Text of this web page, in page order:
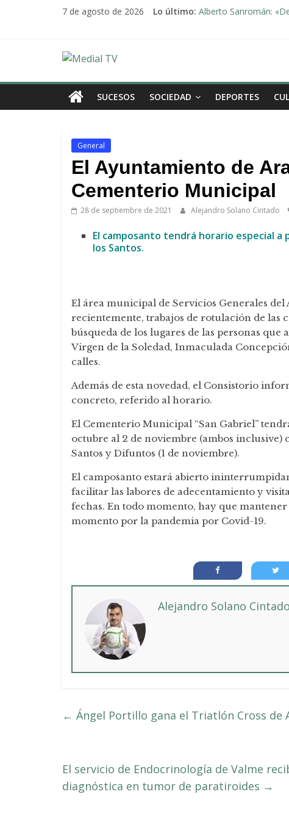
7 de agosto de 2026 Lo último: Alberto Sanromán:
Medial
TV
diario
digital
televisión
Arahal
SUCESOS SOCIEDAD DEPORTES
General
El Ayuntamiento de
Cementerio Municipal
28 de septiembre de 2021 Alejandro Solano Cintado
El camposanto tendrá horario especial
los Santos.
El área municipal de Servicios Generales
recientemente, trabajos de rotulación de las
búsqueda de los lugares de las personas que
Virgen de la Soledad, Inmaculada
calles.
Además de esta novedad, el Consistorio
concreto, referido al horario.
El Cementerio Municipal “San Gabriel”
octubre al 2 de noviembre (ambos
Santos y Difuntos (1 de noviembre).
El camposanto estará abierto
facilitar las labores de adecentamiento y
fechas. En todo momento, hay que
momento por la pandemia por Covid-19.
Alejandro Solano Cintado
← Ángel Portillo gana el Triatlón Cross de
El servicio de Endocrinología de Valme
diagnóstica en tumor de paratiroides →